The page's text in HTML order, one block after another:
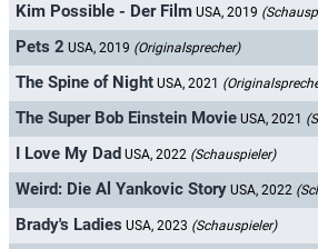
Kim Possible - Der Film USA, 2019
Pets 2 USA, 2019 (Originalsprecher)
The Spine of Night USA, 2021
The Super Bob Einstein Movie USA, 2021
I Love My Dad USA, 2022 (Schauspieler)
Weird: Die Al Yankovic Story USA, 2022
Brady's Ladies USA, 2023 (Schauspieler)